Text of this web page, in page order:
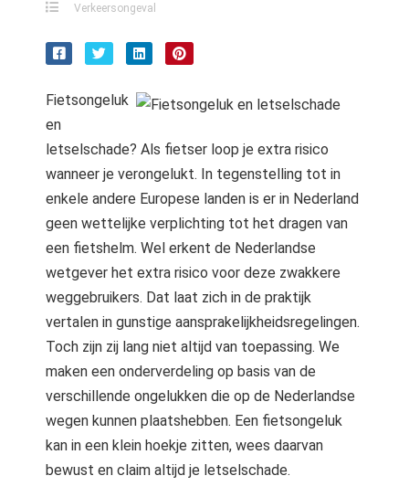
Verkeersongeval
Fietsongeluk
en
letselschade? Als fietser loop je extra risico
wanneer je verongelukt. In tegenstelling tot in
enkele andere Europese landen is er in Nederland
geen wettelijke verplichting tot het dragen van
een fietshelm. Wel erkent de Nederlandse
wetgever het extra risico voor deze zwakkere
weggebruikers. Dat laat zich in de praktijk
vertalen in gunstige aansprakelijkheidsregelingen.
Toch zijn zij lang niet altijd van toepassing. We
maken een onderverdeling op basis van de
verschillende ongelukken die op de Nederlandse
wegen kunnen plaatshebben. Een fietsongeluk
kan in een klein hoekje zitten, wees daarvan
bewust en claim altijd je letselschade.